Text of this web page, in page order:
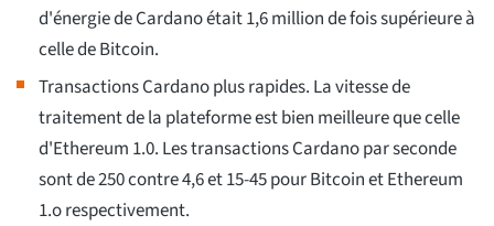
d'énergie de Cardano était 1,6 million de fois supérieure à
celle de Bitcoin.
Transactions Cardano plus rapides. La vitesse de
traitement de la plateforme est bien meilleure que celle
d'Ethereum 1.0. Les transactions Cardano par seconde
sont de 250 contre 4,6 et 15-45 pour Bitcoin et Ethereum
1.o respectivement.